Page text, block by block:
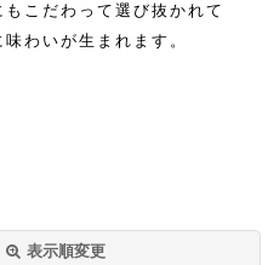
こだわって選び抜かれて
わいが生まれます。
表示順変更